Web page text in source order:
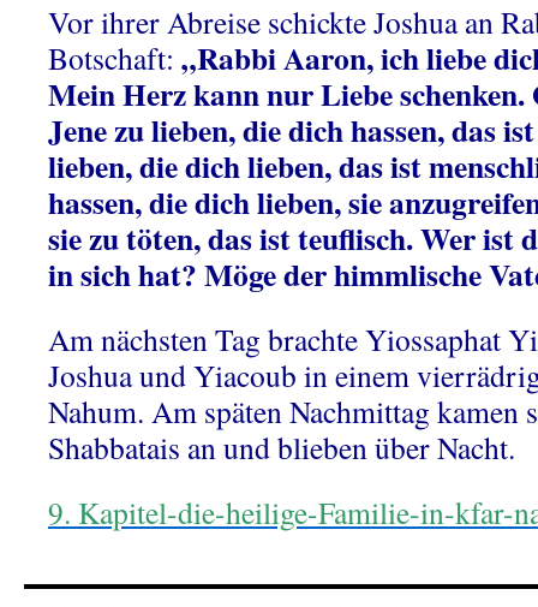
Vor ihrer Abreise schickte Joshua an
Botschaft: „Rabbi Aaron, ich liebe
Mein Herz kann nur Liebe
Jene zu lieben, die dich hassen, das
lieben, die dich lieben, das ist
hassen, die dich lieben, sie
sie zu töten, das ist teuflisch. Wer ist
in sich hat? Möge der himmlische
Am nächsten Tag brachte Yiossaphat
Joshua und Yiacoub in einem
Nahum. Am späten Nachmittag kamen
Shabbatais an und blieben über Nacht.
9. Kapitel-die-heilige-Familie-in-kfar-